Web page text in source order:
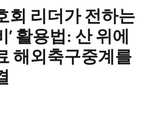
회 리더가 전하는
’ 활용법: 산 위에
해외축구중계를